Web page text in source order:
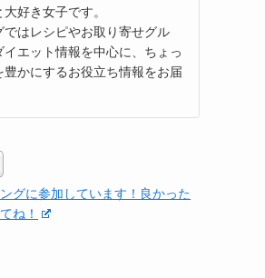
好き女子です。
ではレシピやお取り寄せグル
イエット情報を中心に、ちょっ
豊かにするお役立ち情報をお届
グに参加しています！良かった
ね！